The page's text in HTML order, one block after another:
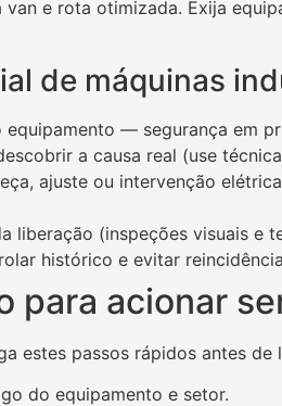
e rota otimizada. Exija
de máquinas
— segurança em
a causa real (use
ajuste ou intervenção
liberação (inspeções visuais e
histórico e evitar
para acionar
estes passos rápidos antes de
do equipamento e setor.